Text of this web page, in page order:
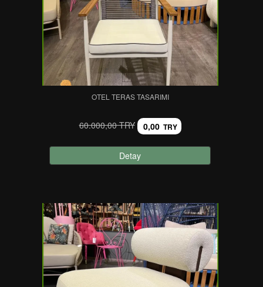
OTEL TERAS TASARIMI
60.000,00 TRY 0,00 TRY
Detay